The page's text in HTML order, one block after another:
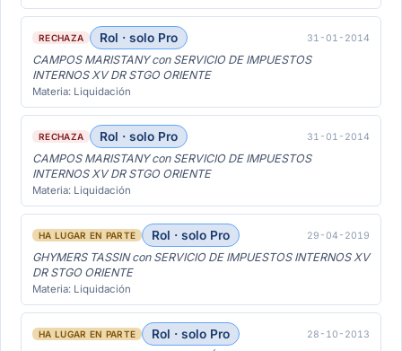
RECHAZA Rol · solo Pro 31-01-2014
CAMPOS MARISTANY con SERVICIO DE IMPUESTOS
INTERNOS XV DR STGO ORIENTE
Materia: Liquidación
RECHAZA Rol · solo Pro 31-01-2014
CAMPOS MARISTANY con SERVICIO DE IMPUESTOS
INTERNOS XV DR STGO ORIENTE
Materia: Liquidación
HA LUGAR EN PARTE Rol · solo Pro 29-04-2019
GHYMERS TASSIN con SERVICIO DE IMPUESTOS INTERNOS XV
DR STGO ORIENTE
Materia: Liquidación
HA LUGAR EN PARTE Rol · solo Pro 28-10-2013